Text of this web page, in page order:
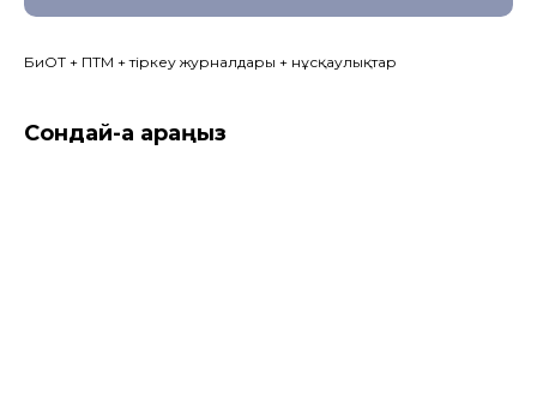
БиОТ + ПТМ + тіркеу журналдары + нұсқаулықтар
Сондай-ақ қараңыз